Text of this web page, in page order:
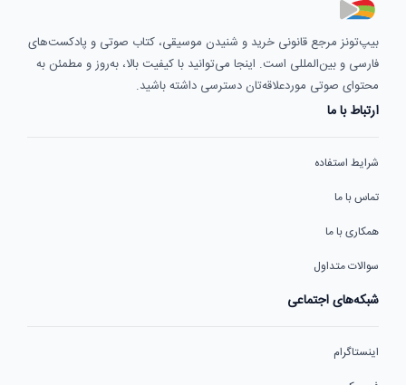
بیپ‌تونز مرجع قانونی خرید و شنیدن موسیقی، کتاب صوتی و پادکست‌های
فارسی و بین‌المللی است. اینجا می‌توانید با کیفیت بالا، به‌روز و مطمئن به
محتوای صوتی موردعلاقه‌تان دسترسی داشته باشید.
ارتباط با ما
شرایط استفاده
تماس با ما
همکاری با ما
سوالات متداول
شبکه‌های اجتماعی
اینستاگرام